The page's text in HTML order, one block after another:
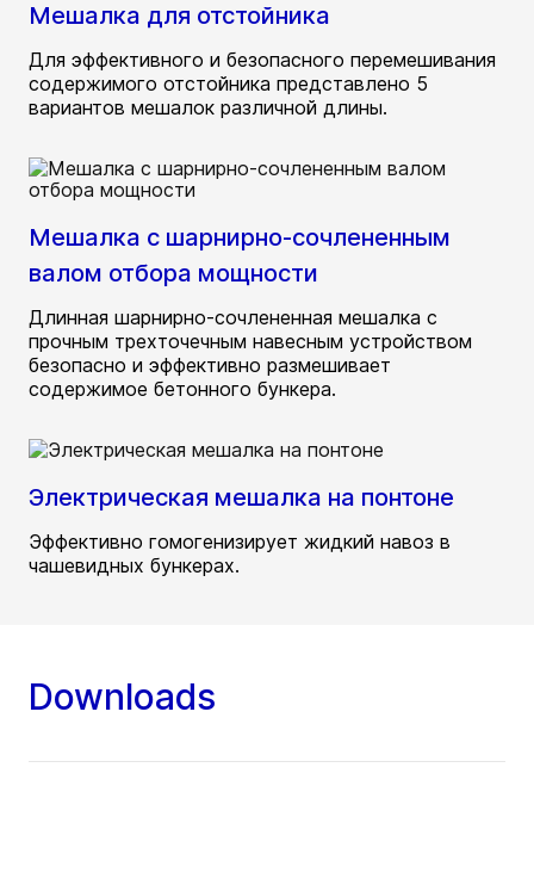
Мешалка для отстойника
Для эффективного и безопасного перемешивания
содержимого отстойника представлено 5
вариантов мешалок различной длины.
Мешалка с шарнирно-сочлененным
валом отбора мощности
Длинная шарнирно-сочлененная мешалка с
прочным трехточечным навесным устройством
безопасно и эффективно размешивает
содержимое бетонного бункера.
Электрическая мешалка на понтоне
Эффективно гомогенизирует жидкий навоз в
чашевидных бункерах.
Downloads